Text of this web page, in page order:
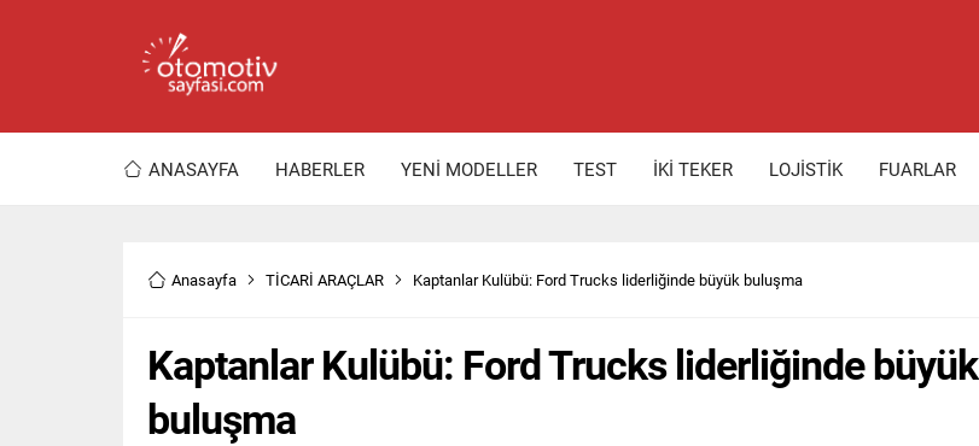
ANASAYFA HABERLER YENİ MODELLER TEST İKİ TEKER LOJİSTİK FUARLAR
Anasayfa TİCARİ ARAÇLAR Kaptanlar Kulübü: Ford Trucks liderliğinde büyük buluşma
Kaptanlar Kulübü: Ford Trucks liderliğinde büyük
buluşma